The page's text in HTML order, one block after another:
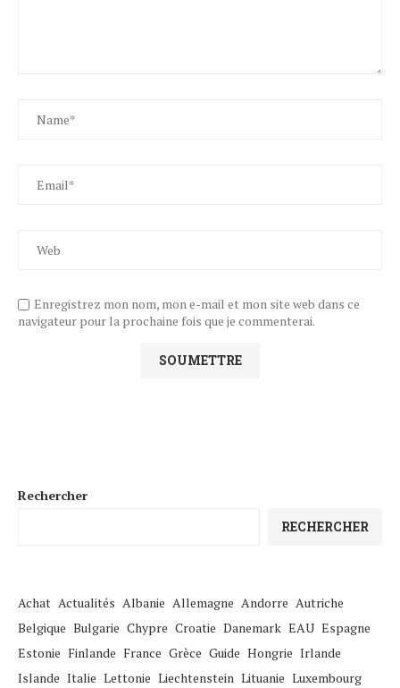
Enregistrez mon nom, mon e-mail et mon site web dans ce
navigateur pour la prochaine fois que je commenterai.
Rechercher
RECHERCHER
Achat Actualités Albanie Allemagne Andorre Autriche
Belgique Bulgarie Chypre Croatie Danemark EAU Espagne
Estonie Finlande France Grèce Guide Hongrie Irlande
Islande Italie Lettonie Liechtenstein Lituanie Luxembourg